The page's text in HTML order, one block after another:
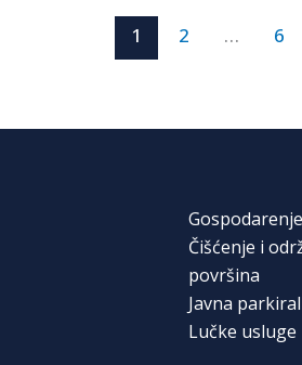
1 2 … 6
Čišćenje i
površina
Javna
Lučke usluge